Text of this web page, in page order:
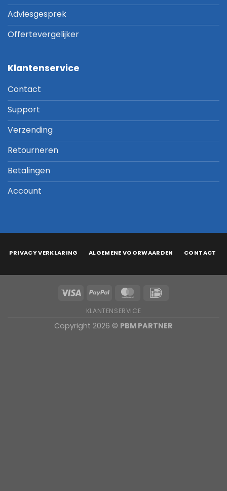
Adviesgesprek
Offertevergelijker
Klantenservice
Contact
Support
Verzending
Retourneren
Betalingen
Account
PRIVACY VERKLARING ALGEMENE VOORWAARDEN CONTACT
KLANTENSERVICE
Copyright 2026 © PBM PARTNER